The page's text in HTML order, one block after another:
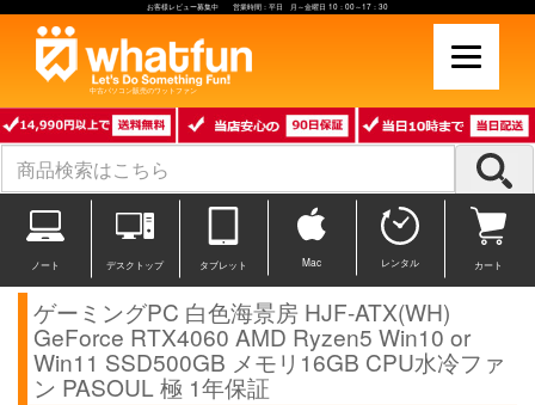
お客様レビュー募集中 営業時間：平日 月～金曜日 10：00～17：30
中古パソコン販売のワットファン
ノート デスクトップ タブレット Mac レンタル カート
ゲーミングPC 白色海景房 HJF-ATX(WH)
GeForce RTX4060 AMD Ryzen5 Win10 or
Win11 SSD500GB メモリ16GB CPU水冷ファ
ン PASOUL 極 1年保証